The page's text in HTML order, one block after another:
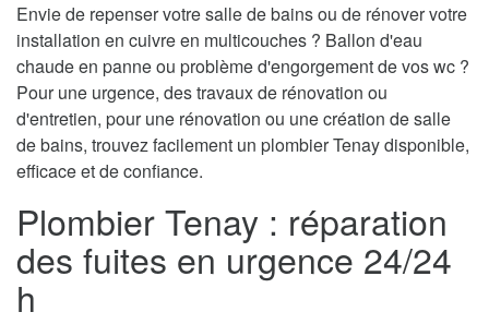
Envie de repenser votre salle de bains ou de rénover votre
installation en cuivre en multicouches ? Ballon d'eau
chaude en panne ou problème d'engorgement de vos wc ?
Pour une urgence, des travaux de rénovation ou
d'entretien, pour une rénovation ou une création de salle
de bains, trouvez facilement un plombier Tenay disponible,
efficace et de confiance.
Plombier Tenay : réparation
des fuites en urgence 24/24
h